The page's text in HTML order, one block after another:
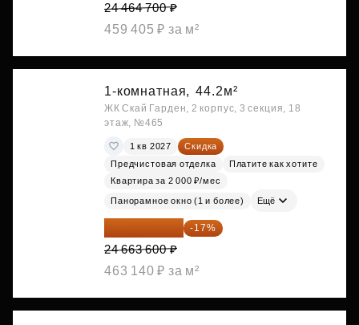
24 464 700 ₽
459 405 ₽ за м²
1-комнатная, 44.2м²
ЖК Скай Гарден, 2 корпус, 3 секция, 18
этаж, №465
1 кв 2027
Скидка
Предчистовая отделка
Платите как хотите
Квартира за 2 000 ₽/мес
Панорамное окно (1 и более) Ещё
20 470 788 ₽ -17%
24 663 600 ₽
463 140 ₽ за м²